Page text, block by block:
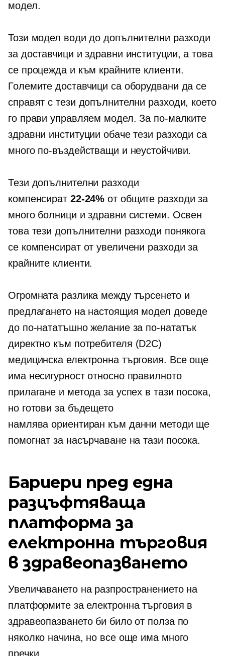
модел.
Този модел води до допълнителни разходи
за доставчици и здравни институции, а това
се процежда и към крайните клиенти.
Големите доставчици са оборудвани да се
справят с тези допълнителни разходи, което
го прави управляем модел. За по-малките
здравни институции обаче тези разходи са
много по-въздействащи и неустойчиви.
Тези допълнителни разходи
компенсират 22-24% от общите разходи за
много болници и здравни системи. Освен
това тези допълнителни разходи понякога
се компенсират от увеличени разходи за
крайните клиенти.
Огромната разлика между търсенето и
предлагането на настоящия модел доведе
до по-нататъшно желание за по-нататък
директно към потребителя (D2C)
медицинска електронна търговия. Все още
има несигурност относно правилното
прилагане и метода за успех в тази посока,
но готови за бъдещето
намляваориентиран към данни методи ще
помогнат за насърчаване на тази посока.
Бариери пред една
разцъфтяваща
платформа за
електронна търговия
в здравеопазването
Увеличаването на разпространението на
платформите за електронна търговия в
здравеопазването би било от полза по
няколко начина, но все още има много
пречки.